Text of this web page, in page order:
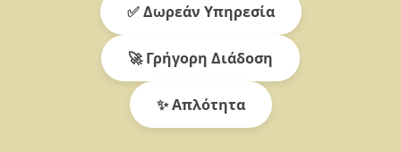
✅ Δωρεάν Υπηρεσία
🚀 Γρήγορη Διάδοση
✨ Απλότητα